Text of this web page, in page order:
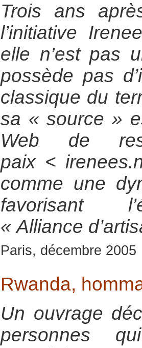
Trois ans
l’initiative
elle n’est pas
possède pas
classique du
sa « source »
Web de
paix <
comme une
favorisant
« Alliance
Paris, décembre 2005
Rwanda,
Un ouvrage
personnes